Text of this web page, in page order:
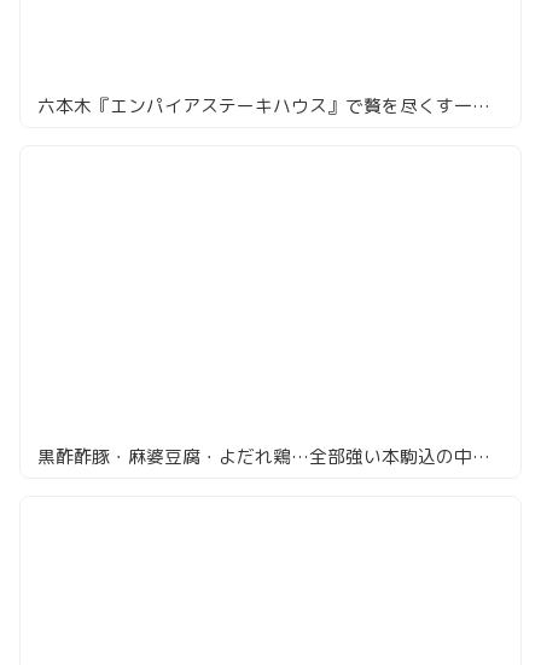
六本木『エンパイアステーキハウス』で贅を尽くす一夜、キャビアからステーキまで全7品
黒酢酢豚・麻婆豆腐・よだれ鶏…全部強い本駒込の中華がすごい「豊栄」